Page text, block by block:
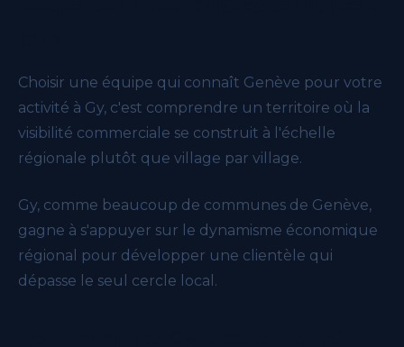
Choisir une équipe qui connaît Genève pour votre
activité à Gy, c'est comprendre un territoire où la
visibilité commerciale se construit à l'échelle
régionale plutôt que village par village.
Gy, comme beaucoup de communes de Genève,
gagne à s'appuyer sur le dynamisme économique
régional pour développer une clientèle qui
dépasse le seul cercle local.